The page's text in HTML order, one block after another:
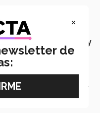
Robotics
torneos
regionales y
Houston, Texas, en
fortalecido su interés
creativa de problemas.
×
de